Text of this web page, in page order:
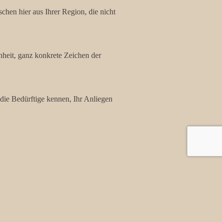
hier aus Ihrer Region, die nicht
ganz konkrete Zeichen der
Bedürftige kennen, Ihr Anliegen